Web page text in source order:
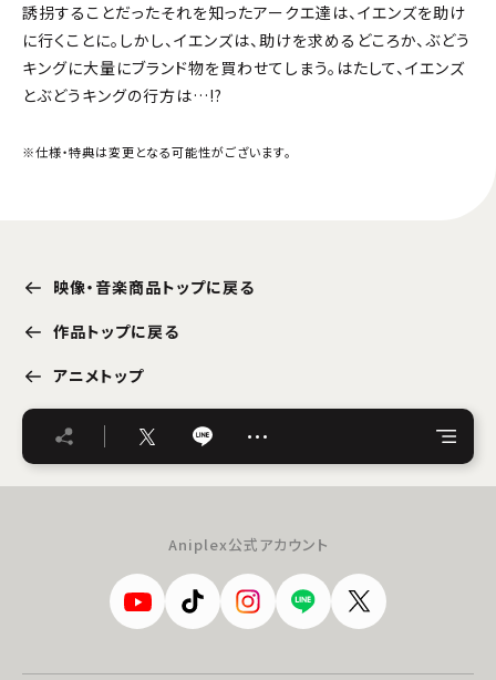
誘拐することだったそれを知ったアークエ達は、イエンズを助け
に行くことに。しかし、イエンズは、助けを求めるどころか、ぶどう
キングに大量にブランド物を買わせてしまう。はたして、イエンズ
とぶどうキングの行方は…!?
※仕様・特典は変更となる可能性がございます。
映像・音楽商品トップに戻る
作品トップに戻る
アニメトップ
…
Aniplex公式アカウント